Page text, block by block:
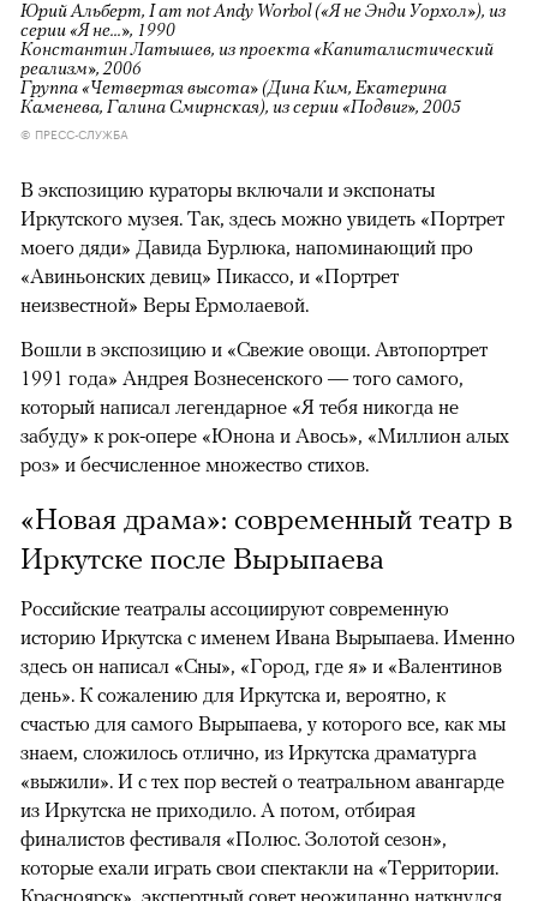
Юрий Альберт, I am not Andy Worhol («Я не Энди Уорхол»), из
серии «Я не...», 1990
Константин Латышев, из проекта «Капиталистический
реализм», 2006
Группа «Четвертая высота» (Дина Ким, Екатерина
Каменева, Галина Смирнская), из серии «Подвиг», 2005
© ПРЕСС-СЛУЖБА
В экспозицию кураторы включали и экспонаты
Иркутского музея. Так, здесь можно увидеть «Портрет
моего дяди» Давида Бурлюка, напоминающий про
«Авиньонских девиц» Пикассо, и «Портрет
неизвестной» Веры Ермолаевой.
Вошли в экспозицию и «Свежие овощи. Автопортрет
1991 года» Андрея Вознесенского — того самого,
который написал легендарное «Я тебя никогда не
забуду» к рок-опере «Юнона и Авось», «Миллион алых
роз» и бесчисленное множество стихов.
«Новая драма»: современный театр в
Иркутске после Вырыпаева
Российские театралы ассоциируют современную
историю Иркутска с именем Ивана Вырыпаева. Именно
здесь он написал «Сны», «Город, где я» и «Валентинов
день». К сожалению для Иркутска и, вероятно, к
счастью для самого Вырыпаева, у которого все, как мы
знаем, сложилось отлично, из Иркутска драматурга
«выжили». И с тех пор вестей о театральном авангарде
из Иркутска не приходило. А потом, отбирая
финалистов фестиваля «Полюс. Золотой сезон»,
которые ехали играть свои спектакли на «Территории.
Красноярск», экспертный совет неожиданно наткнулся